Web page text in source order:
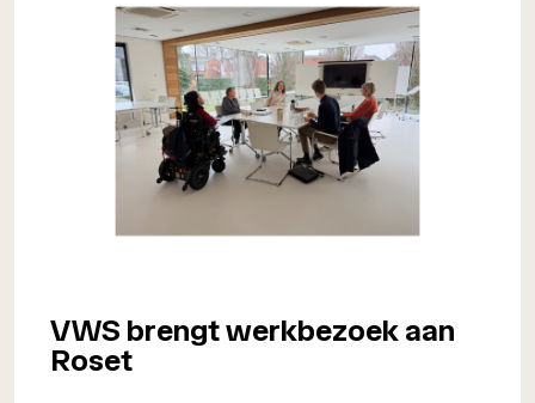
VWS brengt werkbezoek aan
Roset